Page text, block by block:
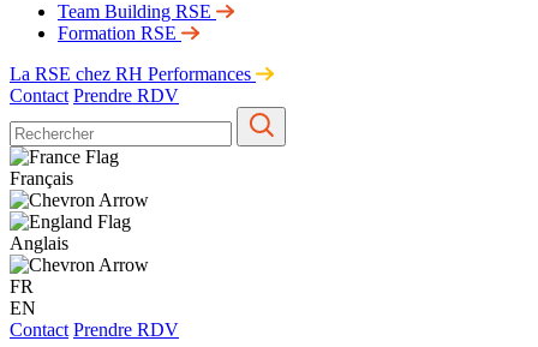
Team Building RSE
Formation RSE
La RSE chez RH Performances
Contact Prendre RDV
Français
Anglais
FR
EN
Contact Prendre RDV